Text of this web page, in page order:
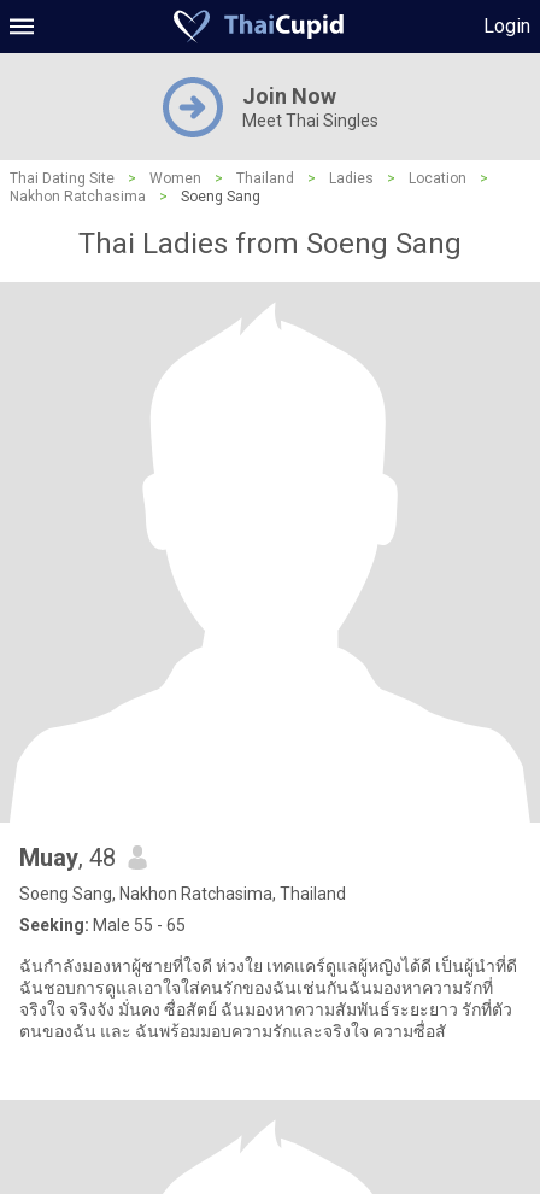
Login
Join Now
Meet Thai Singles
Thai Dating Site > Women > Thailand > Ladies > Location
>
Nakhon Ratchasima
> Soeng Sang
Thai Ladies from Soeng Sang
Muay, 48
Soeng Sang, Nakhon Ratchasima, Thailand
Seeking: Male 55 - 65
ฉันกำลังมองหาผู้ชายที่ใจดี ห่วงใย เทคแคร์ดูแลผู้หญิงได้ดี เป็นผู้นำที่ดี
ฉันชอบการดูแลเอาใจใส่คนรักของฉันเช่นกันฉันมองหาความรักที่
จริงใจ จริงจัง มั่นคง ซื่อสัตย์ ฉันมองหาความสัมพันธ์ระยะยาว รักที่ตัว
ตนของฉัน และ ฉันพร้อมมอบความรักและจริงใจ ความซื่อสั